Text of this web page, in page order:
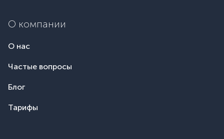
О компании
О нас
Частые вопросы
Блог
Тарифы